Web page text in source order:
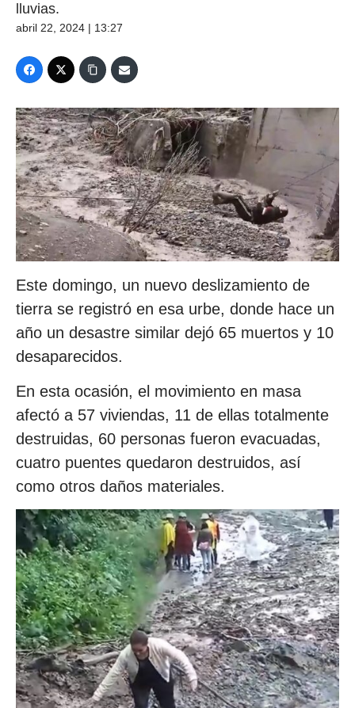
lluvias.
abril 22, 2024 | 13:27
Este domingo, un nuevo deslizamiento de
tierra se registró en esa urbe, donde hace un
año un desastre similar dejó 65 muertos y 10
desaparecidos.
En esta ocasión, el movimiento en masa
afectó a 57 viviendas, 11 de ellas totalmente
destruidas, 60 personas fueron evacuadas,
cuatro puentes quedaron destruidos, así
como otros daños materiales.